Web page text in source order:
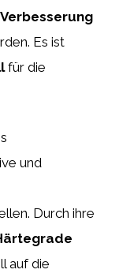
Verbesserung
Es ist
für die
und
Durch ihre
auf die